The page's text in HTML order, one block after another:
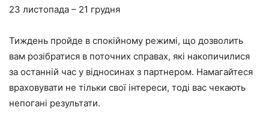
23 листопада – 21 грудня
Тиждень пройде в спокійному режимі, що дозволить
вам розібратися в поточних справах, які накопичилися
за останній час у відносинах з партнером. Намагайтеся
враховувати не тільки свої інтереси, тоді вас чекають
непогані результати.